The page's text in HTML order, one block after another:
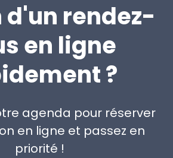
d'un rendez-
en ligne
?
agenda pour réserver
en ligne et passez en
priorité !